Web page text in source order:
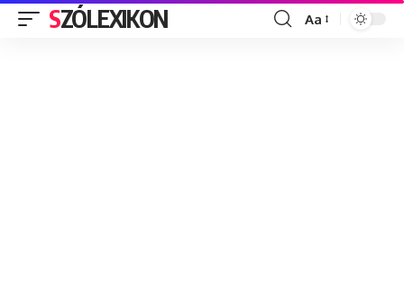
SZÓLEXIKON
Font
Aa